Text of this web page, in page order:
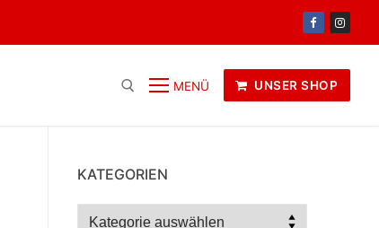
MENÜ UNSER SHOP
KATEGORIEN
Kategorien